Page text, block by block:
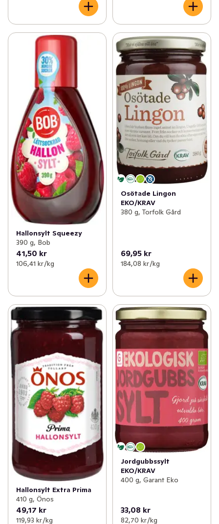
Hallonsylt Squeezy
390 g, Bob
41,50 kr
106,41 kr /kg
Osötade Lingon
EKO/KRAV
380 g, Torfolk Gård
69,95 kr
184,08 kr /kg
Hallonsylt Extra Prima
410 g, Önos
49,17 kr
119,93 kr /kg
Jordgubbssylt
EKO/KRAV
400 g, Garant Eko
33,08 kr
82,70 kr /kg